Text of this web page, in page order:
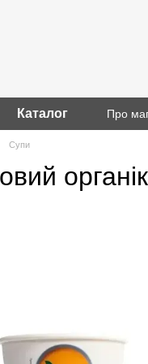
Каталог Про
Супи